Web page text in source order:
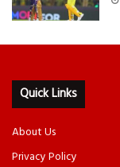
Quick Links
About Us
Privacy Policy